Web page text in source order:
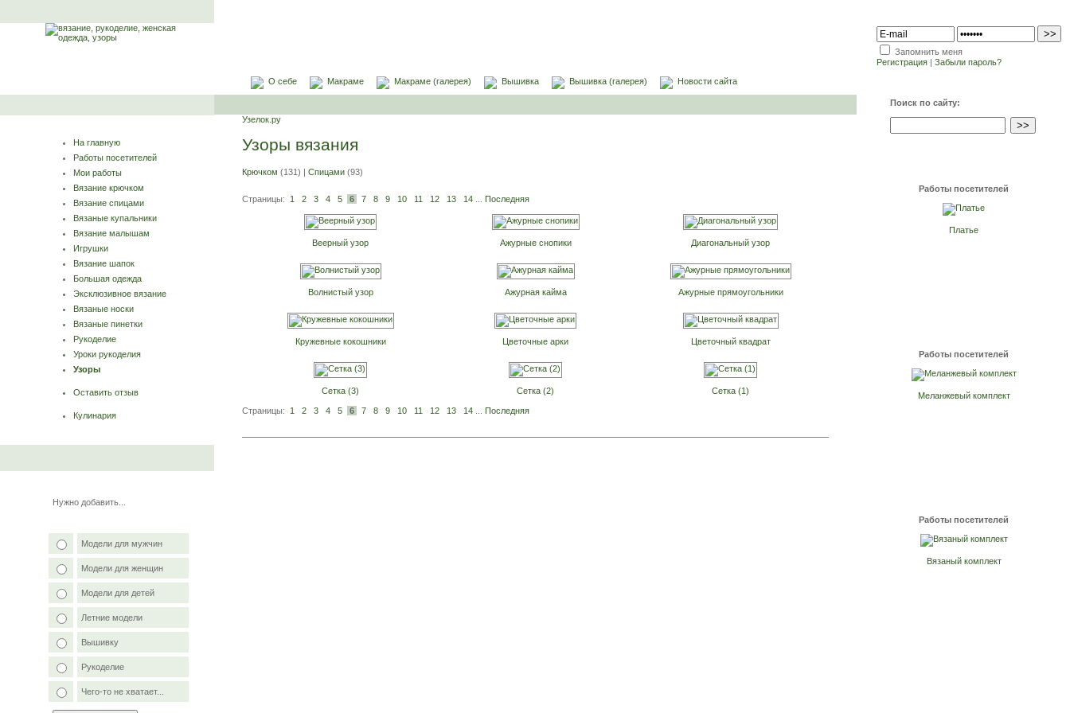
Запомнить меня
Регистрация | Забыли пароль?
О себе
Макраме Макраме (галерея) Вышивка Вышивка (галерея) Новости сайта
На главную
Работы посетителей
Мои работы
Вязание крючком
Вязание спицами
Вязаные купальники
Вязание малышам
Игрушки
Вязание шапок
Большая одежда
Эксклюзивное вязание
Вязаные носки
Вязаные пинетки
Рукоделие
Уроки рукоделия
Узоры
Оставить отзыв
Кулинария
Нужно добавить...
Модели для мужчин
Модели для женщин
Модели для детей
Летние модели
Вышивку
Рукоделие
Чего-то не хватает...
Узелок.ру
Узоры вязания
Крючком (131) | Спицами (93)
Страницы: 1 2 3 4 5 6 7 8 9 10 11 12 13 14 Последняя
Веерный узор Ажурные снопики Диагональный узор
Волнистый узор Ажурная кайма Ажурные прямоугольники
Кружевные кокошники Цветочные арки Цветочный квадрат
Сетка (3) Сетка (2) Сетка (1)
Страницы: 1 2 3 4 5 6 7 8 9 10 11 12 13 14 Последняя
Поиск по сайту:
Работы посетителей
Платье
Работы посетителей
Меланжевый комплект
Работы посетителей
Вязаный комплект